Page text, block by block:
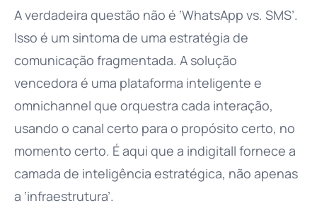
A verdadeira questão não é ‘WhatsApp vs. SMS’.
Isso é um sintoma de uma estratégia de
comunicação fragmentada. A solução
vencedora é uma plataforma inteligente e
omnichannel que orquestra cada interação,
usando o canal certo para o propósito certo, no
momento certo. É aqui que a indigitall fornece a
camada de inteligência estratégica, não apenas
a ‘infraestrutura’.